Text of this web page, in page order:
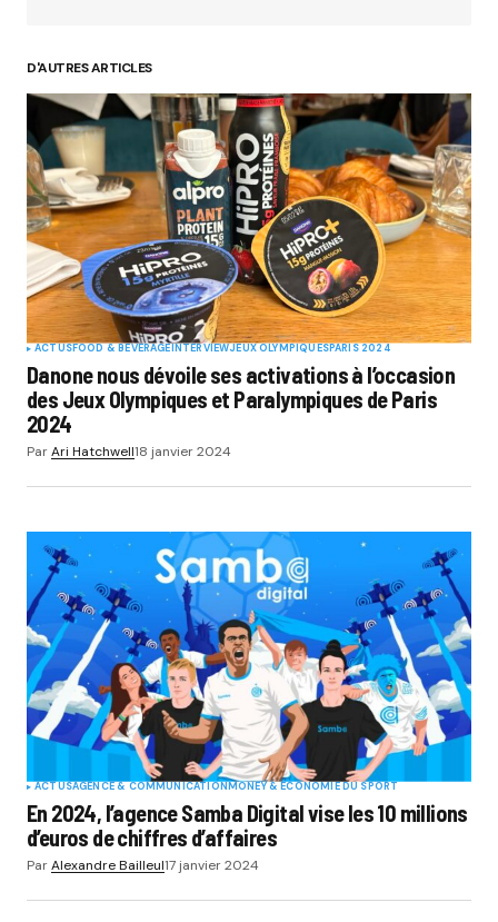
D'AUTRES ARTICLES
ACTUSFOOD & BEVERAGEINTERVIEWJEUX OLYMPIQUESPARIS 2024
Danone nous dévoile ses activations à l’occasion
des Jeux Olympiques et Paralympiques de Paris
2024
ParAri Hatchwell18 janvier 2024
ACTUSAGENCE & COMMUNICATIONMONEY & ÉCONOMIE DU SPORT
En 2024, l’agence Samba Digital vise les 10 millions
d’euros de chiffres d’affaires
ParAlexandre Bailleul17 janvier 2024